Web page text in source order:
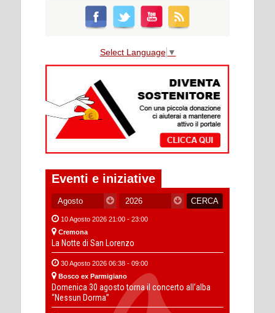
Select Language ▼
Eventi e iniziative
10 Agosto 2026 21:00 - 23:00
Cremona
La Notte di San Lorenzo
30 Agosto 2026 06:38 - 09:00
Bosco ex Parmigiano
Domenica 30 agosto torna il concerto all’alba
“Nessun Dorma”